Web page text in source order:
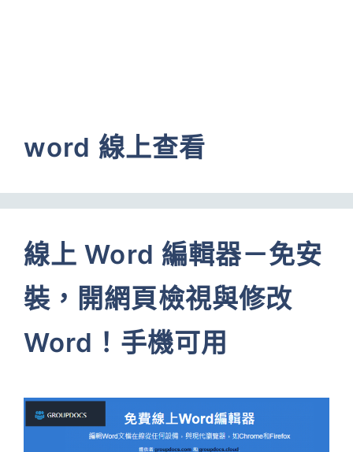
word 線上查看
線上 Word 編輯器－免安
裝，開網頁檢視與修改
Word！手機可用